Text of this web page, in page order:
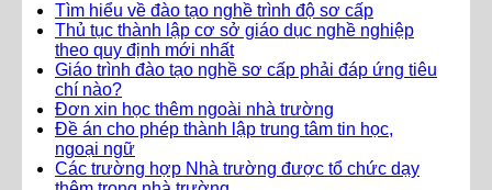
Tìm hiểu về đào tạo nghề trình độ sơ cấp
Thủ tục thành lập cơ sở giáo dục nghề nghiệp
theo quy định mới nhất
Giáo trình đào tạo nghề sơ cấp phải đáp ứng tiêu
chí nào?
Đơn xin học thêm ngoài nhà trường
Đề án cho phép thành lập trung tâm tin học,
ngoại ngữ
Các trường hợp Nhà trường được tổ chức dạy